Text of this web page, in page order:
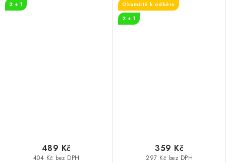
2 + 1
404 Kč bez DPH
489 Kč
Okamžitě k odběru
2 + 1
297 Kč bez DPH
359 Kč